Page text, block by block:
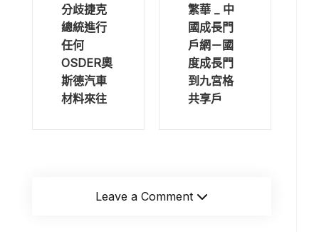
分歧捷克
總統進行
任何
OSDER奧
斯德汽車
材料來往
繁華 _ 中
國成長門
戶網－國
度成長門
到九宮格
共享戶
Leave a Comment